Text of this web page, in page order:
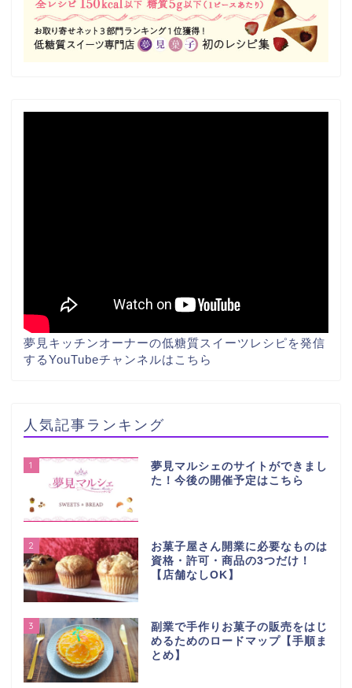
夢見キッチンオーナーの低糖質スイーツレシピを発信
するYouTubeチャンネルはこちら
人気記事ランキング
1
夢見マルシェのサイトができまし
た！今後の開催予定はこちら
2
お菓子屋さん開業に必要なものは
資格・許可・商品の3つだけ！
【店舗なしOK】
3
副業で手作りお菓子の販売をはじ
めるためのロードマップ【手順ま
とめ】